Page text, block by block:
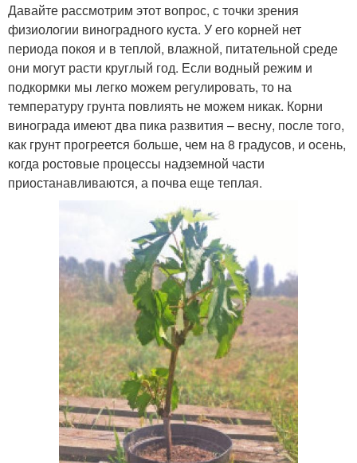
Давайте рассмотрим этот вопрос, с точки зрения
физиологии виноградного куста. У его корней нет
периода покоя и в теплой, влажной, питательной среде
они могут расти круглый год. Если водный режим и
подкормки мы легко можем регулировать, то на
температуру грунта повлиять не можем никак. Корни
винограда имеют два пика развития – весну, после того,
как грунт прогреется больше, чем на 8 градусов, и осень,
когда ростовые процессы надземной части
приостанавливаются, а почва еще теплая.